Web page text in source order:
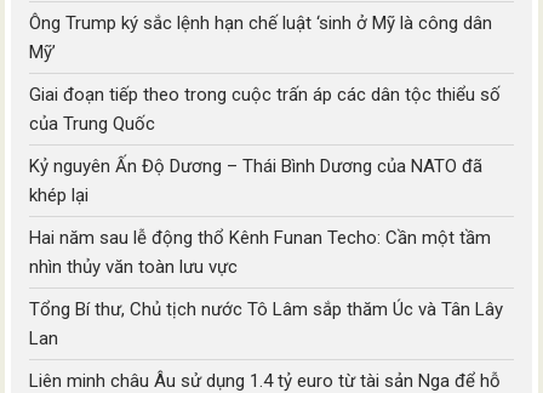
Ông Trump ký sắc lệnh hạn chế luật ‘sinh ở Mỹ là công dân
Mỹ’
Giai đoạn tiếp theo trong cuộc trấn áp các dân tộc thiểu số
của Trung Quốc
Kỷ nguyên Ấn Độ Dương – Thái Bình Dương của NATO đã
khép lại
Hai năm sau lễ động thổ Kênh Funan Techo: Cần một tầm
nhìn thủy văn toàn lưu vực
Tổng Bí thư, Chủ tịch nước Tô Lâm sắp thăm Úc và Tân Lây
Lan
Liên minh châu Âu sử dụng 1.4 tỷ euro từ tài sản Nga để hỗ